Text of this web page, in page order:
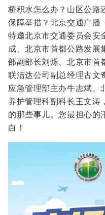
桥积水怎么办？山区公路
保障举措？北京交通广播
特邀北京市交通委员会安
成、北京市首都公路发展
部副部长刘烁、北京市首
联洁达公司副总经理古文
应急管理部主办牛志斌、
养护管理科副科长王文涛
的那些事儿。您最担心的
白！